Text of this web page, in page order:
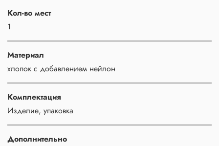
Кол-во мест
1
Материал
хлопок с добавлением нейлон
Комплектация
Изделие, упаковка
Дополнительно